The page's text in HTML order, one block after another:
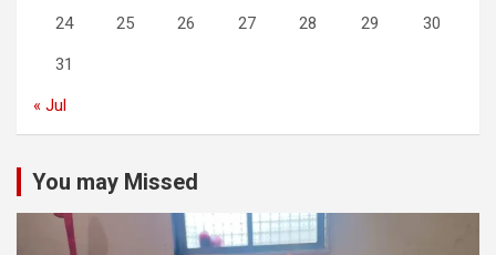
24 25 26 27 28 29 30
31
« Jul
You may Missed